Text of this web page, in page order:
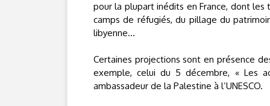
pour la plupart inédits en France, dont
camps de réfugiés, du pillage du
libyenne…
Certaines projections sont en présence
exemple, celui du 5 décembre, « Les
ambassadeur de la Palestine à l’UNESCO.